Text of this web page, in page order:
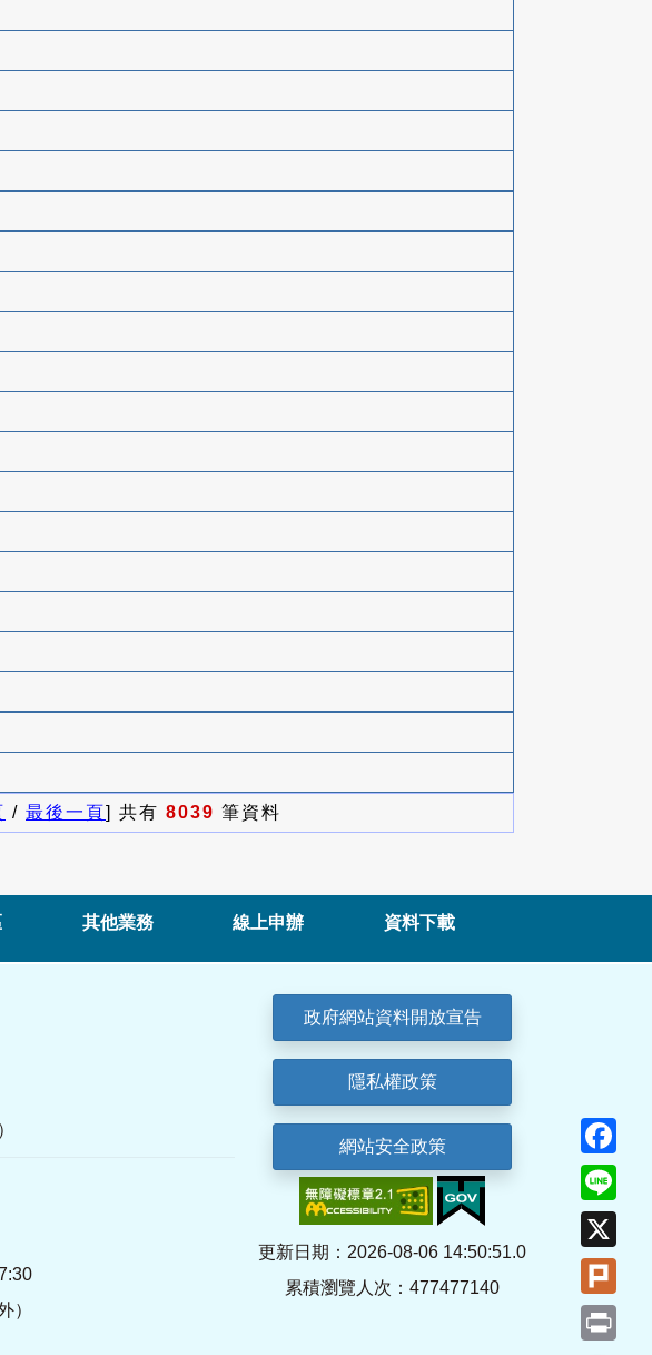
/ 最後一頁] 共有 8039 筆資料
其他業務 線上申辦 資料下載
）
政府網站資料開放宣告
隱私權政策
網站安全政策
更新日期：2026-08-06 14:50:51.0
累積瀏覽人次：477477140